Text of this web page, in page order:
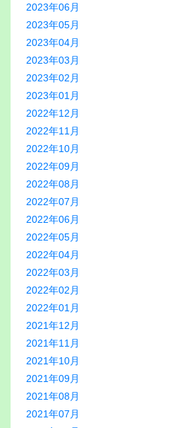
2023年06月
2023年05月
2023年04月
2023年03月
2023年02月
2023年01月
2022年12月
2022年11月
2022年10月
2022年09月
2022年08月
2022年07月
2022年06月
2022年05月
2022年04月
2022年03月
2022年02月
2022年01月
2021年12月
2021年11月
2021年10月
2021年09月
2021年08月
2021年07月